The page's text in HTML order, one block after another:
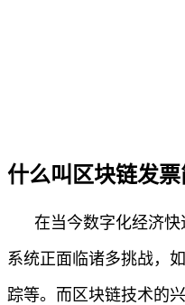
什么叫区块链发
在当今数字化经济
系统正面临诸多挑战，
踪等。而区块链技术的